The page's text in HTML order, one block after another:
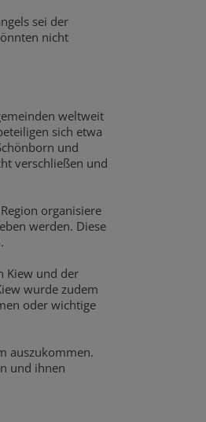
sei der
nicht
weltweit
sich etwa
und
verschließen und
organisiere
werden. Diese
Kiew und der
wurde zudem
oder wichtige
auszukommen.
und ihnen